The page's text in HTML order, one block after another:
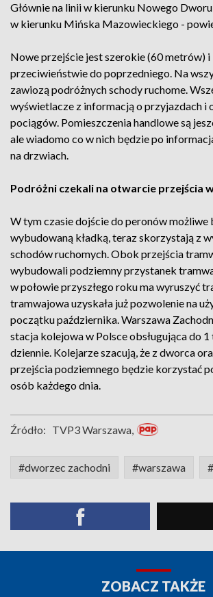
Głównie na linii w kierunku Nowego
w kierunku Mińska Mazowieckiego -
Nowe przejście jest szerokie (60 metrów) i
przeciwieństwie do poprzedniego. Na
zawiozą podróżnych schody ruchome.
wyświetlacze z informacją o przyjazdach i
pociągów. Pomieszczenia handlowe są
ale wiadomo co w nich będzie po
na drzwiach.
Podróżni czekali na otwarcie przejścia
W tym czasie dojście do peronów możliwe
wybudowaną kładką, teraz skorzystają z
schodów ruchomych. Obok przejścia
wybudowali podziemny przystanek
w połowie przyszłego roku ma wyruszyć
tramwajowa uzyskała już pozwolenie na
początku października. Warszawa
stacja kolejowa w Polsce obsługująca do
dziennie. Kolejarze szacują, że z dworca
przejścia podziemnego będzie korzystać
osób każdego dnia.
Źródło: TVP3 Warszawa,
#dworzec zachodni #warszawa
ZOBACZ TAKŻE